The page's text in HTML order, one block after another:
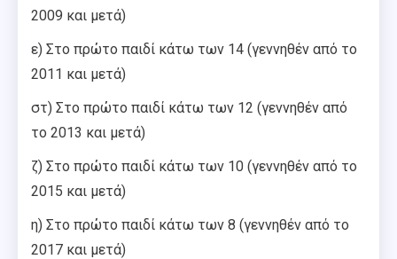
2009 και μετά)
ε) Στο πρώτο παιδί κάτω των 14 (γεννηθέν από το
2011 και μετά)
στ) Στο πρώτο παιδί κάτω των 12 (γεννηθέν από
το 2013 και μετά)
ζ) Στο πρώτο παιδί κάτω των 10 (γεννηθέν από το
2015 και μετά)
η) Στο πρώτο παιδί κάτω των 8 (γεννηθέν από το
2017 και μετά)